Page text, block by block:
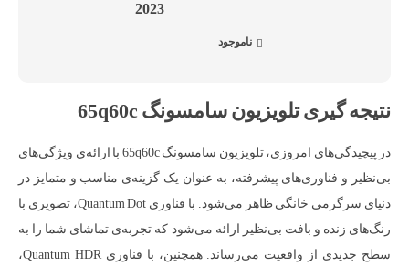
2023
ناموجود
نتیجه گیری تلویزیون سامسونگ 65q60c
در پیچیدگی‌های امروزی، تلویزیون سامسونگ 65q60c با ارائه‌ی ویژگی‌های
بی‌نظیر و فناوری‌های پیشرفته، به عنوان یک گزینه‌ی مناسب و متمایز در
دنیای سرگرمی خانگی ظاهر می‌شود. با فناوری Quantum Dot، تصویری با
رنگ‌های زنده و بافت بی‌نظیر ارائه می‌شود که تجربه‌ی تماشای شما را به
سطح جدیدی از واقعیت می‌رساند. همچنین، با فناوری Quantum HDR،